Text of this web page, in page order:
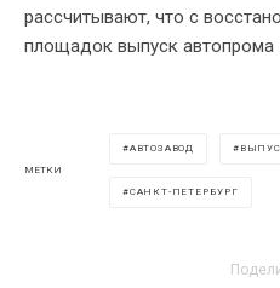
рассчитывают, что с
площадок выпуск автопрома
МЕТКИ
АВТОЗАВОД
САНКТ-ПЕТЕРБУРГ